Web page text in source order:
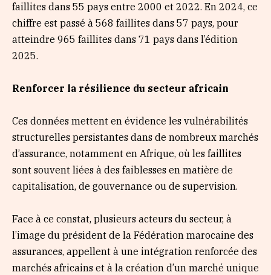
faillites dans 55 pays entre 2000 et 2022. En 2024, ce
chiffre est passé à 568 faillites dans 57 pays, pour
atteindre 965 faillites dans 71 pays dans l’édition
2025.
Renforcer la résilience du secteur africain
Ces données mettent en évidence les vulnérabilités
structurelles persistantes dans de nombreux marchés
d’assurance, notamment en Afrique, où les faillites
sont souvent liées à des faiblesses en matière de
capitalisation, de gouvernance ou de supervision.
Face à ce constat, plusieurs acteurs du secteur, à
l’image du président de la Fédération marocaine des
assurances, appellent à une intégration renforcée des
marchés africains et à la création d’un marché unique